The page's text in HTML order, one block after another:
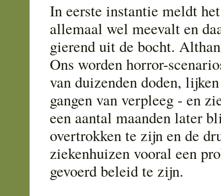
In eerste instantie meldt
allemaal wel meevalt en
gierend uit de bocht.
Ons worden horror-
van duizenden doden,
gangen van verpleeg - en
een aantal maanden later
overtrokken te zijn en de
ziekenhuizen vooral een
gevoerd beleid te zijn.